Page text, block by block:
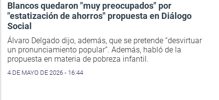
Blancos quedaron "muy preocupados" por
"estatización de ahorros" propuesta en Diálogo
Social
Álvaro Delgado dijo, además, que se pretende “desvirtuar
un pronunciamiento popular”. Además, habló de la
propuesta en materia de pobreza infantil.
4 DE MAYO DE 2026 - 16:44